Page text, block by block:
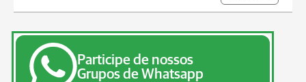
Participe de nossos
Grupos de Whatsapp